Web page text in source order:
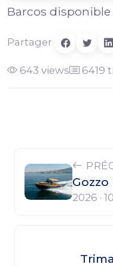
Barcos disponible
Partager
643 views 6419
2026 ·